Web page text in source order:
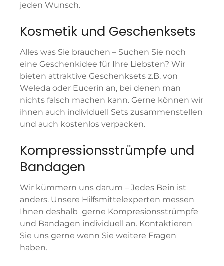
jeden Wunsch.
Kosmetik und Geschenksets
Alles was Sie brauchen – Suchen Sie noch
eine Geschenkidee für Ihre Liebsten? Wir
bieten attraktive Geschenksets z.B. von
Weleda oder Eucerin an, bei denen man
nichts falsch machen kann. Gerne können wir
ihnen auch individuell Sets zusammenstellen
und auch kostenlos verpacken.
Kompressionsstrümpfe und
Bandagen
Wir kümmern uns darum – Jedes Bein ist
anders. Unsere Hilfsmittelexperten messen
Ihnen deshalb gerne Kompresionsstrümpfe
und Bandagen individuell an. Kontaktieren
Sie uns gerne wenn Sie weitere Fragen
haben.